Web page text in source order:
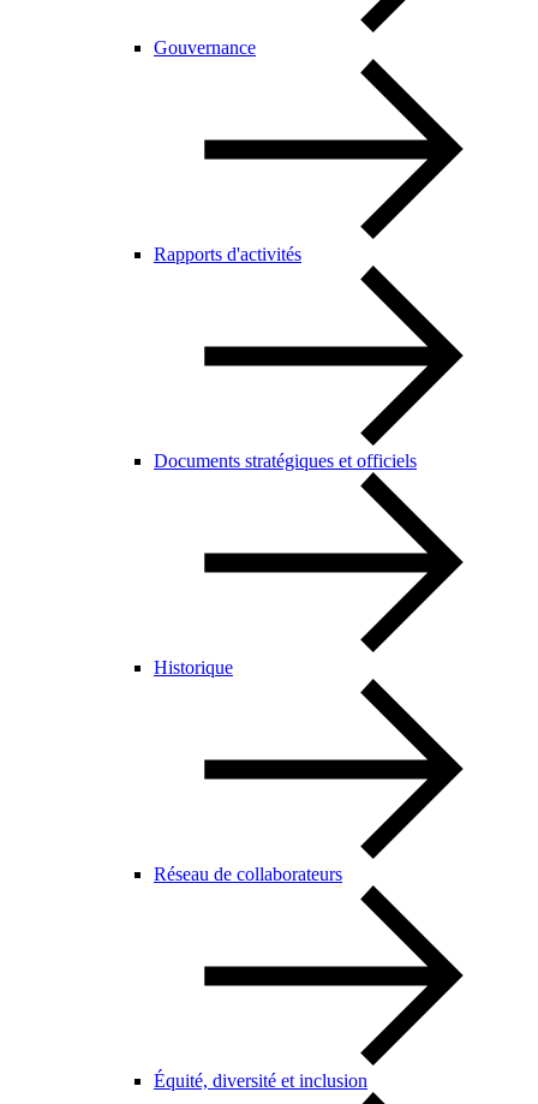
Gouvernance
Rapports d'activités
Documents stratégiques et officiels
Historique
Réseau de collaborateurs
Équité, diversité et inclusion